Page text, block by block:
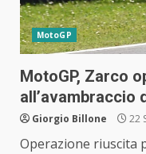
MotoGP
MotoGP, Zarco
all’avambraccio
Giorgio Billone 22
Operazione riuscita